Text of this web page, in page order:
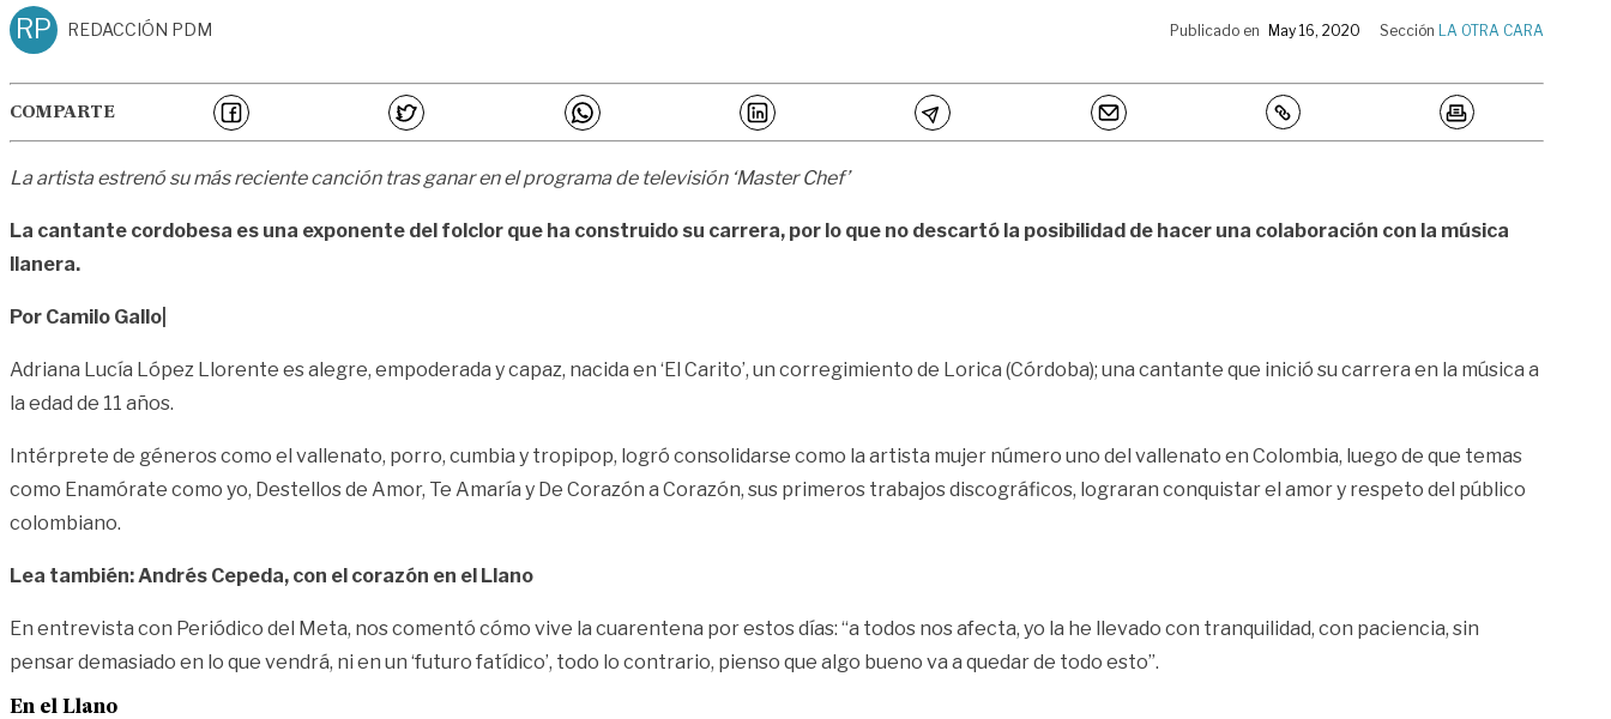
RP REDACCIÓN PDM Publicado en May 16, 2020 Sección LA OTRA CARA
COMPARTE
La artista estrenó su más reciente canción tras ganar en el programa de televisión ‘Master Chef’
La cantante cordobesa es una exponente del folclor que ha construido su carrera, por lo que no descartó la posibilidad de hacer una colaboración con la música
llanera.
Por Camilo Gallo|
Adriana Lucía López Llorente es alegre, empoderada y capaz, nacida en ‘El Carito’, un corregimiento de Lorica (Córdoba); una cantante que inició su carrera en la música a
la edad de 11 años.
Intérprete de géneros como el vallenato, porro, cumbia y tropipop, logró consolidarse como la artista mujer número uno del vallenato en Colombia, luego de que temas
como Enamórate como yo, Destellos de Amor, Te Amaría y De Corazón a Corazón, sus primeros trabajos discográficos, lograran conquistar el amor y respeto del público
colombiano.
Lea también: Andrés Cepeda, con el corazón en el Llano
En entrevista con Periódico del Meta, nos comentó cómo vive la cuarentena por estos días: “a todos nos afecta, yo la he llevado con tranquilidad, con paciencia, sin
pensar demasiado en lo que vendrá, ni en un ‘futuro fatídico’, todo lo contrario, pienso que algo bueno va a quedar de todo esto”.
En el Llano